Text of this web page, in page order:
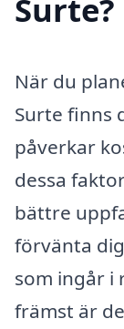
Surte?
När du
Surte finns
påverkar
dessa
bättre
förvänta
som ingår i
främst är